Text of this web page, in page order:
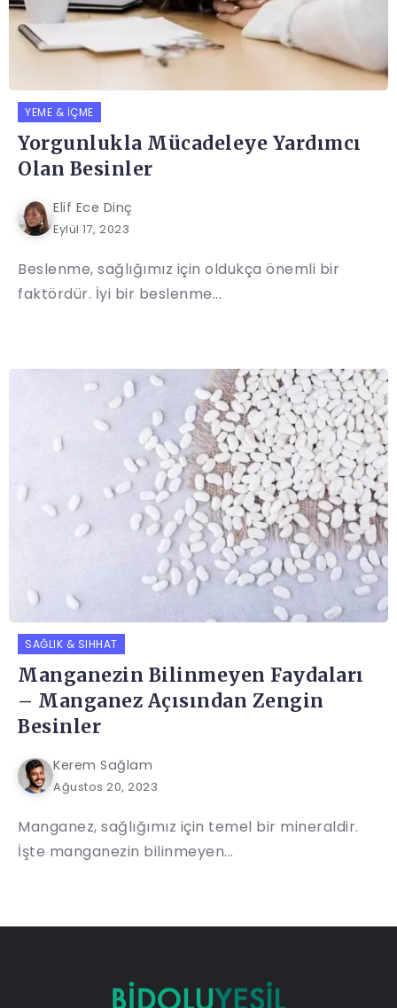
YEME & İÇME
Yorgunlukla Mücadeleye Yardımcı
Olan Besinler
Elif Ece Dinç
Eylül 17, 2023
Beslenme, sağlığımız için oldukça önemli bir
faktördür. İyi bir beslenme...
SAĞLIK & SIHHAT
Manganezin Bilinmeyen Faydaları
– Manganez Açısından Zengin
Besinler
Kerem Sağlam
Ağustos 20, 2023
Manganez, sağlığımız için temel bir mineraldir.
İşte manganezin bilinmeyen...